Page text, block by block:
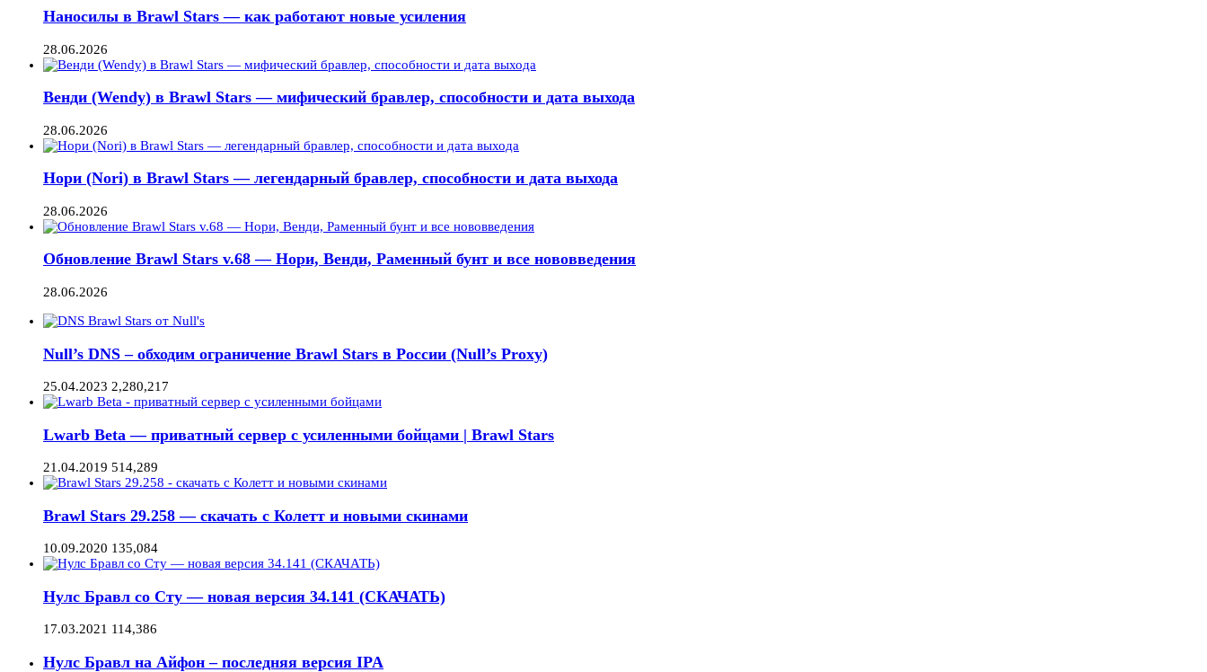
Наносилы в Brawl Stars — как работают новые усиления
28.06.2026
Венди (Wendy) в Brawl Stars — мифический бравлер, способности и дата выхода
28.06.2026
Нори (Nori) в Brawl Stars — легендарный бравлер, способности и дата выхода
28.06.2026
Обновление Brawl Stars v.68 — Нори, Венди, Раменный бунт и все нововведения
28.06.2026
Null’s DNS – обходим ограничение Brawl Stars в России (Null’s Proxy)
25.04.2023 2,280,217
Lwarb Beta — приватный сервер с усиленными бойцами | Brawl Stars
21.04.2019 514,289
Brawl Stars 29.258 — скачать с Колетт и новыми скинами
10.09.2020 135,084
Нулс Бравл со Сту — новая версия 34.141 (СКАЧАТЬ)
17.03.2021 114,386
Нулс Бравл на Айфон – последняя версия IPA